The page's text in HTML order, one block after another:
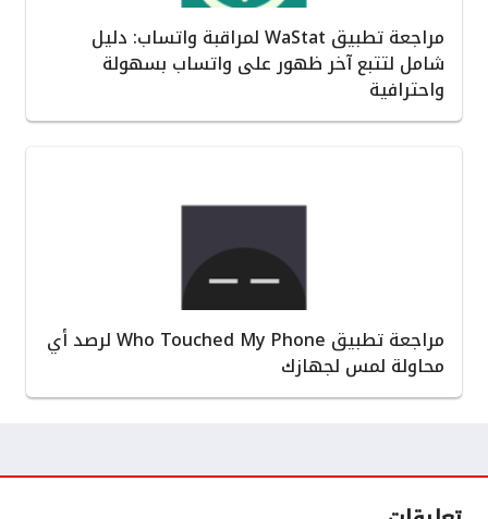
مراجعة تطبيق WaStat لمراقبة واتساب: دليل
شامل لتتبع آخر ظهور على واتساب بسهولة
واحترافية
مراجعة تطبيق Who Touched My Phone لرصد أي
محاولة لمس لجهازك